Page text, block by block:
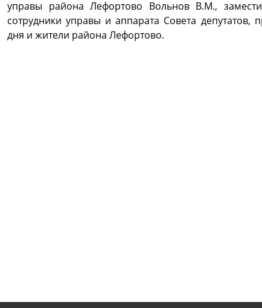
управы района Лефортово Вольнов В.М.,
сотрудники управы и аппарата Совета
дня и жители района Лефортово.